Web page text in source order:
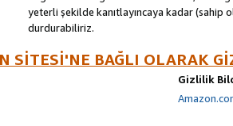
yeterli şekilde kanıtlayıncaya kadar
durdurabiliriz.
SİTESİ'NE BAĞLI OLARAK
Gizlilik